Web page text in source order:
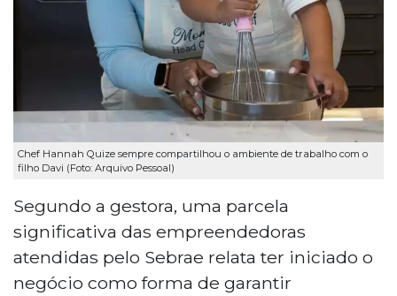
Chef Hannah Quize sempre compartilhou o ambiente de trabalho com o
filho Davi (Foto: Arquivo Pessoal)
Segundo a gestora, uma parcela
significativa das empreendedoras
atendidas pelo Sebrae relata ter iniciado o
negócio como forma de garantir